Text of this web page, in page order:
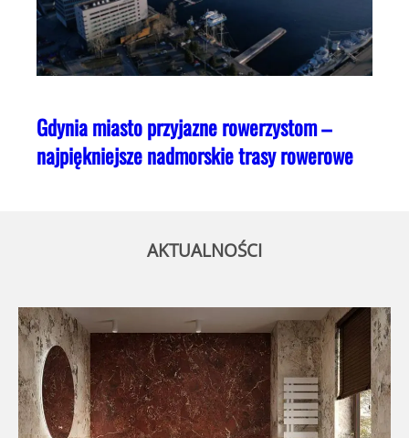
Gdynia miasto przyjazne rowerzystom –
najpiękniejsze nadmorskie trasy rowerowe
AKTUALNOŚCI